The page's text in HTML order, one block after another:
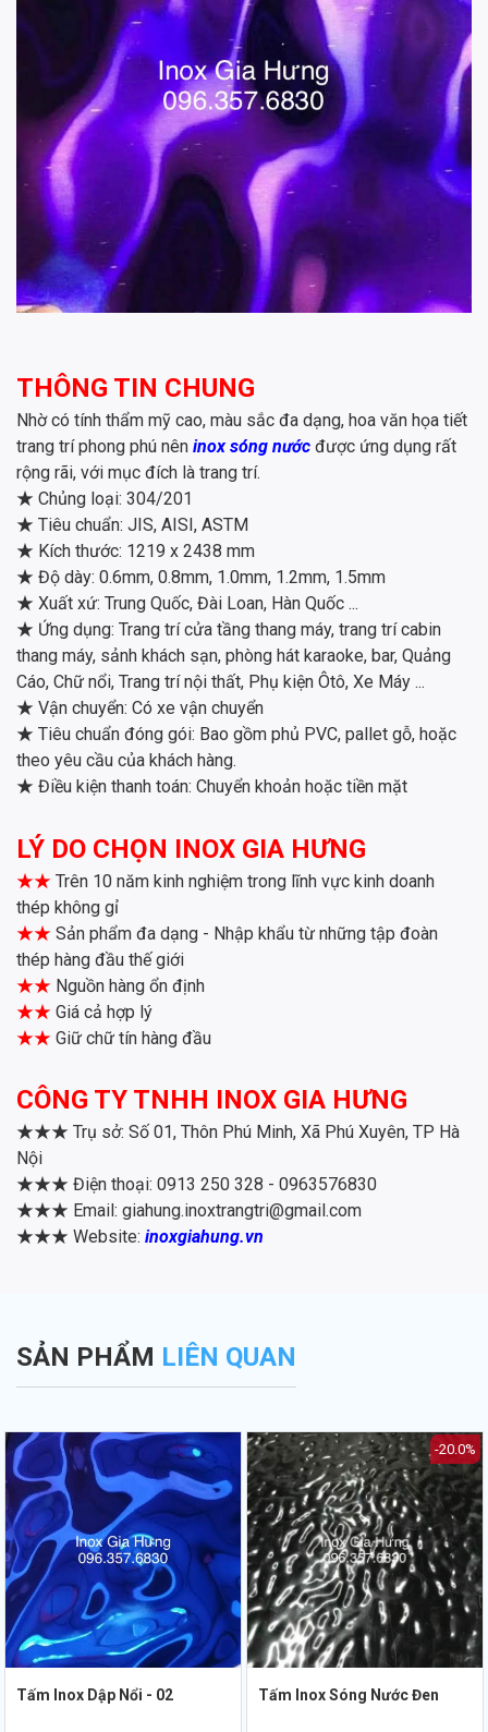
THÔNG TIN CHUNG
Nhờ có tính thẩm mỹ cao, màu sắc đa dạng, hoa văn họa tiết
trang trí phong phú nên inox sóng nước được ứng dụng rất
rộng rãi, với mục đích là trang trí.
★ Chủng loại: 304/201
★ Tiêu chuẩn: JIS, AISI, ASTM
★ Kích thước: 1219 x 2438 mm
★ Độ dày: 0.6mm, 0.8mm, 1.0mm, 1.2mm, 1.5mm
★ Xuất xứ: Trung Quốc, Đài Loan, Hàn Quốc ...
★ Ứng dụng: Trang trí cửa tầng thang máy, trang trí cabin
thang máy, sảnh khách sạn, phòng hát karaoke, bar, Quảng
Cáo, Chữ nổi, Trang trí nội thất, Phụ kiện Ôtô, Xe Máy ...
★ Vận chuyển: Có xe vận chuyển
★ Tiêu chuẩn đóng gói: Bao gồm phủ PVC, pallet gỗ, hoặc
theo yêu cầu của khách hàng.
★ Điều kiện thanh toán: Chuyển khoản hoặc tiền mặt
LÝ DO CHỌN INOX GIA HƯNG
★★ Trên 10 năm kinh nghiệm trong lĩnh vực kinh doanh
thép không gỉ
★★ Sản phẩm đa dạng - Nhập khẩu từ những tập đoàn
thép hàng đầu thế giới
★★ Nguồn hàng ổn định
★★ Giá cả hợp lý
★★ Giữ chữ tín hàng đầu
CÔNG TY TNHH INOX GIA HƯNG
★★★ Trụ sở: Số 01, Thôn Phú Minh, Xã Phú Xuyên, TP Hà
Nội
★★★ Điện thoại: 0913 250 328 - 0963576830
★★★ Email: giahung.inoxtrangtri@gmail.com
★★★ Website: inoxgiahung.vn
SẢN PHẨM LIÊN QUAN
Tấm Inox Dập Nổi - 02
-20.0%
Tấm Inox Sóng Nước Đen